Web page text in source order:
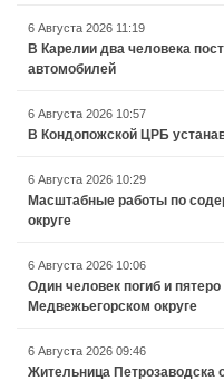
6 Августа 2026 11:19
В Карелии два человека
автомобилей
6 Августа 2026 10:57
В Кондопожской ЦРБ
6 Августа 2026 10:29
Масштабные работы по
округе
6 Августа 2026 10:06
Один человек погиб и
Медвежьегорском округе
6 Августа 2026 09:46
Жительница Петрозаводска